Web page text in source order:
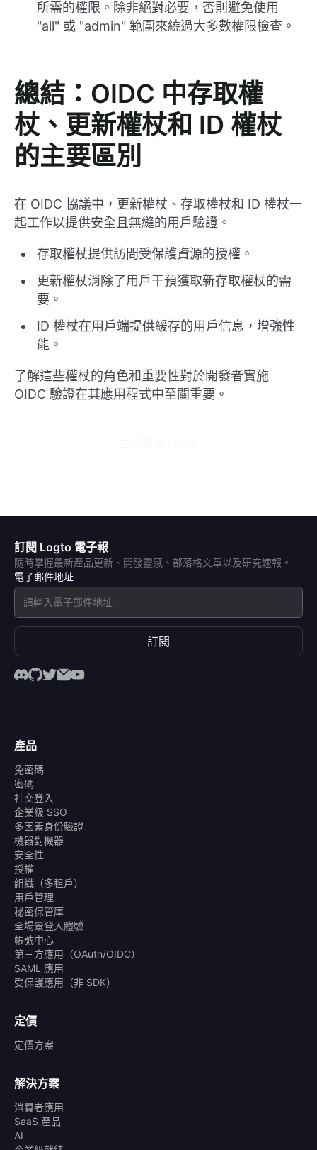
所需的權限。除非絕對必要，否則避免使用
"all" 或 "admin" 範圍來繞過大多數權限檢查。
總結：OIDC 中存取權
杖、更新權杖和 ID 權杖
的主要區別
在 OIDC 協議中，更新權杖、存取權杖和 ID 權杖一
起工作以提供安全且無縫的用戶驗證。
存取權杖提供訪問受保護資源的授權。
更新權杖消除了用戶干預獲取新存取權杖的需
要。
ID 權杖在用戶端提供緩存的用戶信息，增強性
能。
了解這些權杖的角色和重要性對於開發者實施
OIDC 驗證在其應用程式中至關重要。
訂閱 Logto 電子報
隨時掌握最新產品更新、開發靈感、部落格文章以及研究速報。
電子郵件地址
訂閱
產品
免密碼
密碼
社交登入
企業級 SSO
多因素身份驗證
機器對機器
安全性
授權
組織（多租戶）
用戶管理
秘密保管庫
全場景登入體驗
帳號中心
第三方應用（OAuth/OIDC）
SAML 應用
受保護應用（非 SDK）
定價
定價方案
解決方案
消費者應用
SaaS 產品
AI